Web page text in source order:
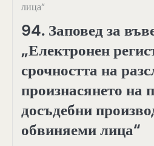
лица“
94. Заповед за
„Електронен
срочността на
произнасянето на
досъдебни
обвиняеми лица“